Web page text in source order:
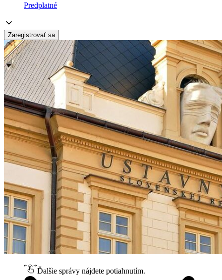
Predplatné
Zaregistrovať sa
Ďalšie správy nájdete potiahnutím.